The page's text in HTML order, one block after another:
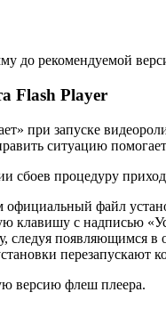
до рекомендуемой
Flash Player
при запуске
ситуацию
сбоев процедуру
официальный файл
клавишу с надписью
следуя появляющимся в
перезапускают
версию флеш плеера.